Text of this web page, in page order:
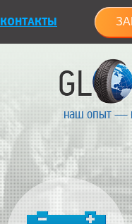
КОНТАКТЫ
наш опыт —